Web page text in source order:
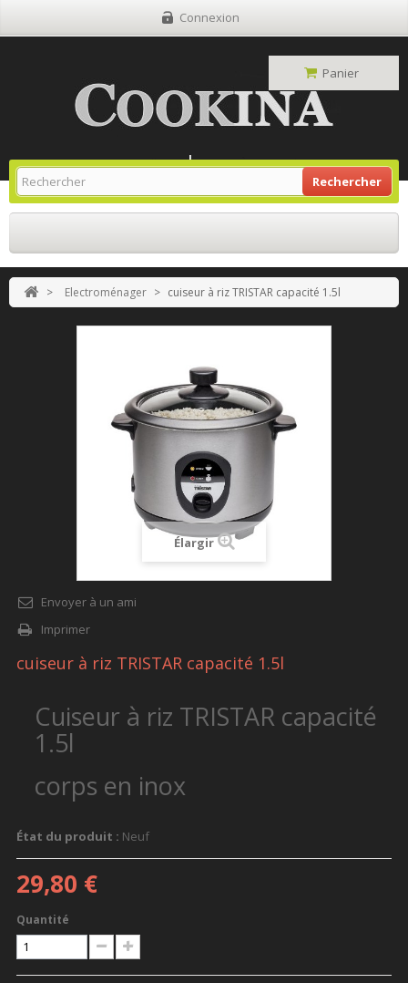
Connexion
Rechercher
Panier
Site Grill Gaz Retour À L'accueil
> Electroménager > cuiseur à riz TRISTAR capacité 1.5l
Élargir
Envoyer à un ami
Imprimer
cuiseur à riz TRISTAR capacité 1.5l
Cuiseur à riz TRISTAR capacité
1.5l
corps en inox
État du produit : Neuf
29,80 €
Quantité